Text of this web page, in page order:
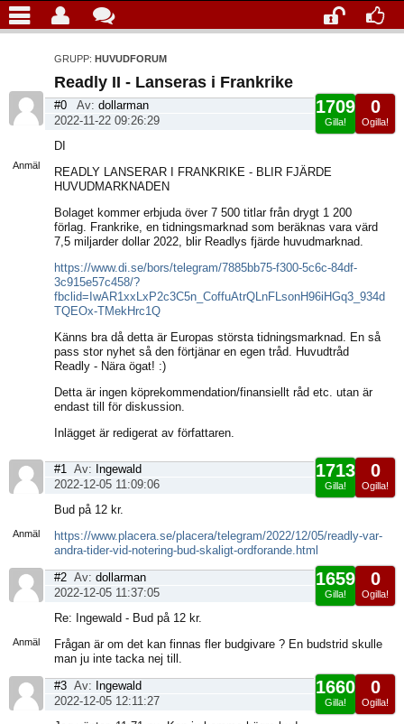
GRUPP: HUVUDFORUM
Anmäl
Readly II - Lanseras i Frankrike
0
Ogilla!
1709
Gilla!
#0 Av: dollarman
2022-11-22 09:26:29
DI
READLY LANSERAR I FRANKRIKE - BLIR FJÄRDE
HUVUDMARKNADEN
Bolaget kommer erbjuda över 7 500 titlar från drygt 1 200
förlag. Frankrike, en tidningsmarknad som beräknas vara värd
7,5 miljarder dollar 2022, blir Readlys fjärde huvudmarknad.
https://www.di.se/bors/telegram/7885bb75-f300-5c6c-84df-
3c915e57c458/?
fbclid=IwAR1xxLxP2c3C5n_CoffuAtrQLnFLsonH96iHGq3_934d
TQEOx-TMekHrc1Q
Känns bra då detta är Europas största tidningsmarknad. En så
pass stor nyhet så den förtjänar en egen tråd. Huvudtråd
Readly - Nära ögat! :)
Detta är ingen köprekommendation/finansiellt råd etc. utan är
endast till för diskussion.
Inlägget är redigerat av författaren.
Anmäl
0
Ogilla!
1713
Gilla!
#1 Av: Ingewald
2022-12-05 11:09:06
Bud på 12 kr.
https://www.placera.se/placera/telegram/2022/12/05/readly-var-
andra-tider-vid-notering-bud-skaligt-ordforande.html
Anmäl
0
Ogilla!
1659
Gilla!
#2 Av: dollarman
2022-12-05 11:37:05
Re: Ingewald - Bud på 12 kr.
Frågan är om det kan finnas fler budgivare ? En budstrid skulle
man ju inte tacka nej till.
0
Ogilla!
1660
Gilla!
#3 Av: Ingewald
2022-12-05 12:11:27